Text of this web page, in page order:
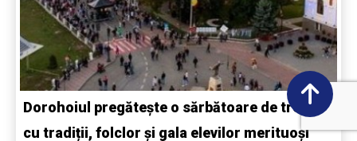
Dorohoiul pregătește o sărbătoare de trei zile
cu tradiții, folclor și gala elevilor merituoși